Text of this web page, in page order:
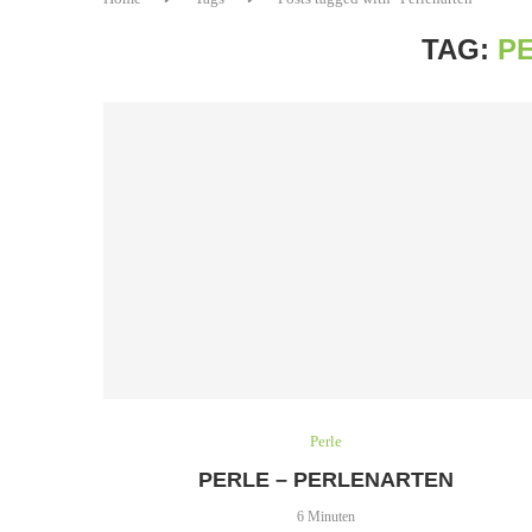
TAG:
Perle
PERLE – PERLENARTEN
6 Minuten